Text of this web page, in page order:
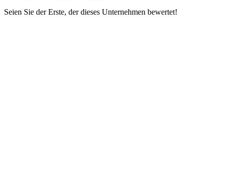
Seien Sie der Erste, der dieses Unternehmen bewertet!